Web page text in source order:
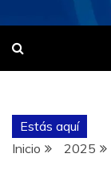
Estás aquí
Inicio
2025